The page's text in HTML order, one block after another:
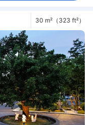
30 m²（323 ft²）